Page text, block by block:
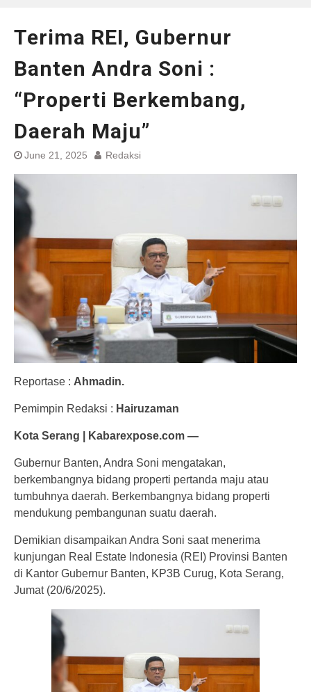
Terima REI, Gubernur
Banten Andra Soni :
“Properti Berkembang,
Daerah Maju”
June 21, 2025 Redaksi
Reportase : Ahmadin.
Pemimpin Redaksi : Hairuzaman
Kota Serang | Kabarexpose.com —
Gubernur Banten, Andra Soni mengatakan,
berkembangnya bidang properti pertanda maju atau
tumbuhnya daerah. Berkembangnya bidang properti
mendukung pembangunan suatu daerah.
Demikian disampaikan Andra Soni saat menerima
kunjungan Real Estate Indonesia (REI) Provinsi Banten
di Kantor Gubernur Banten, KP3B Curug, Kota Serang,
Jumat (20/6/2025).